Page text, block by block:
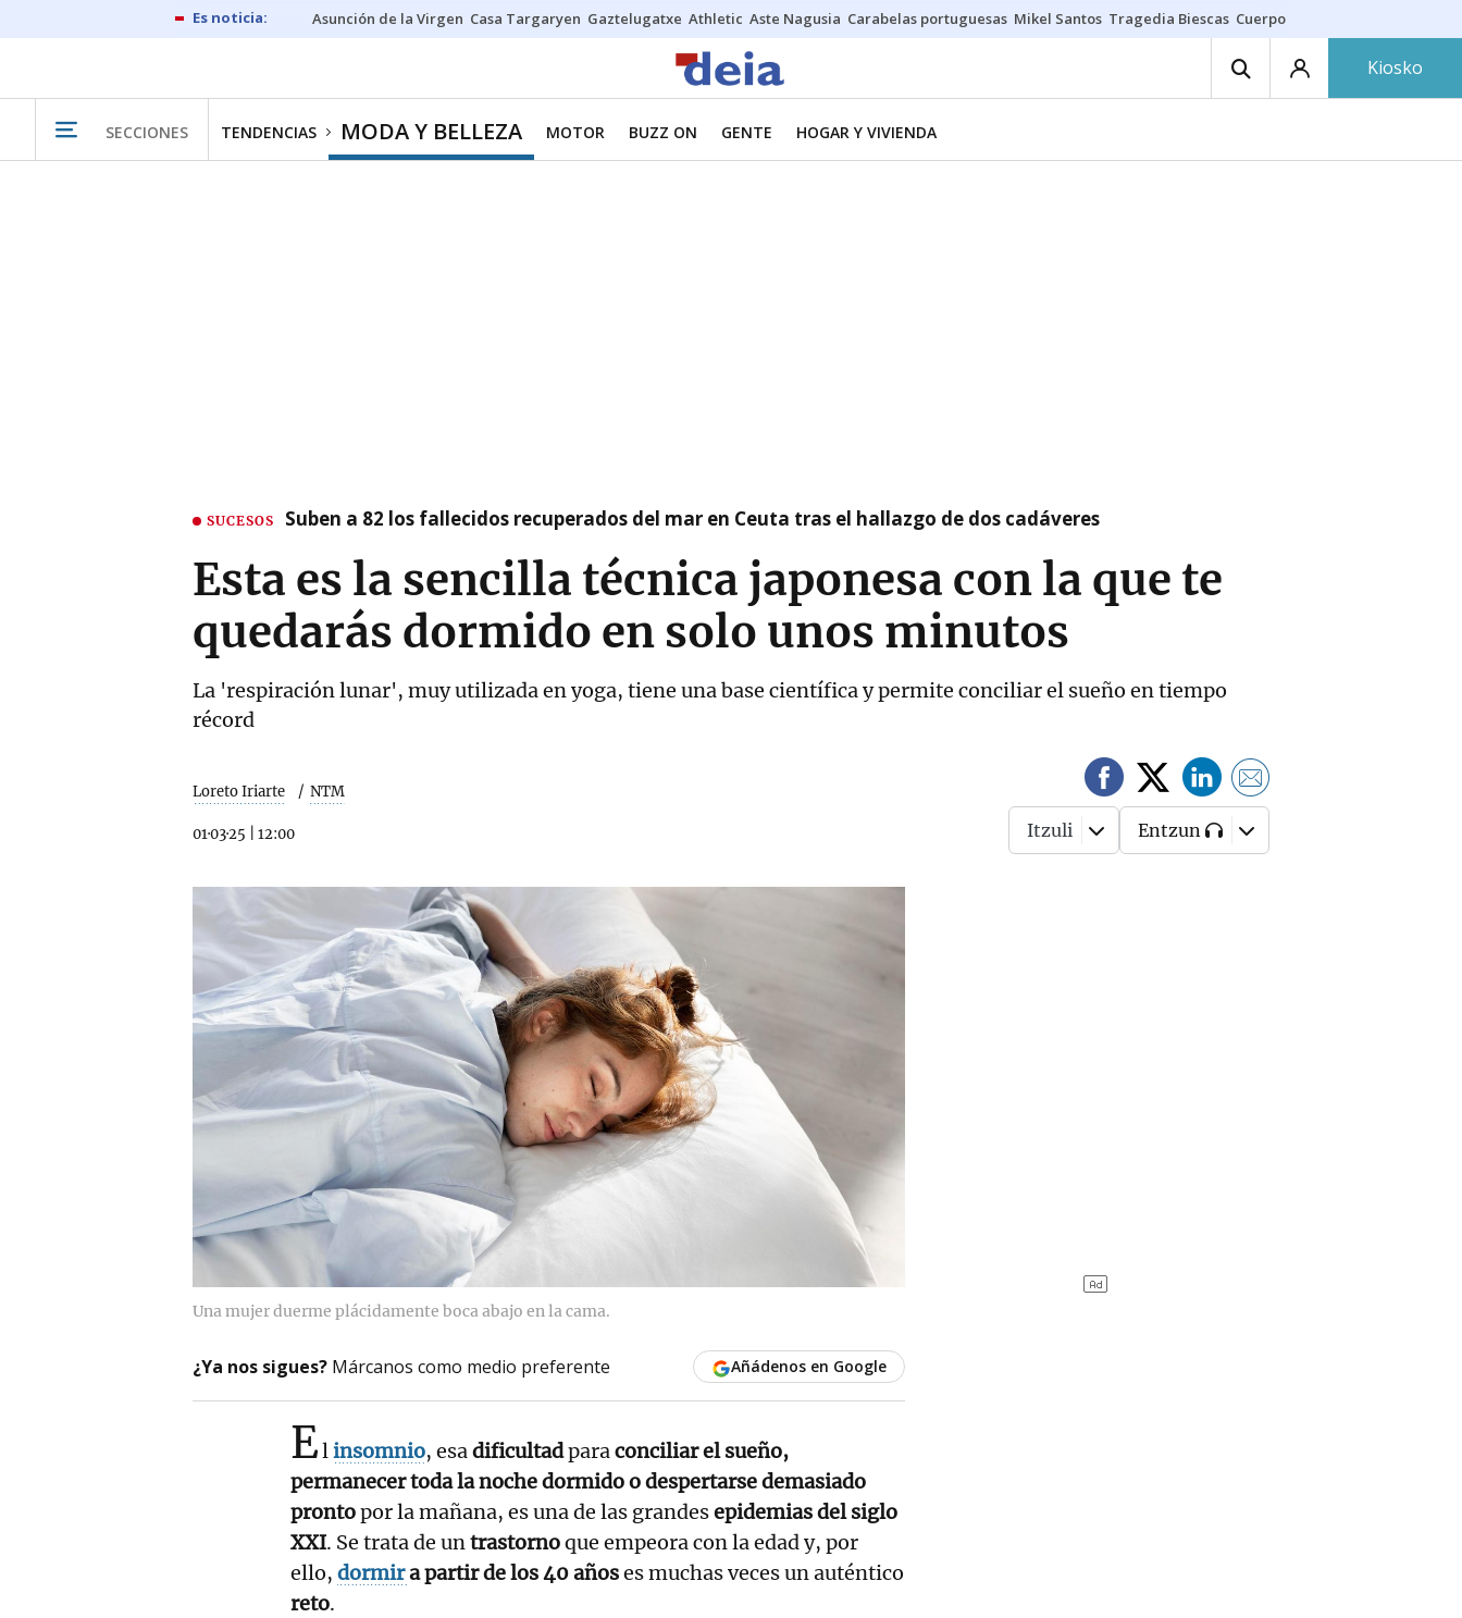
Asunción de la Virgen Casa Targaryen Gaztelugatxe Athletic Aste Nagusia Carabelas portuguesas Mikel Santos Tragedia Biescas Cuerpo ría
Kiosko
SECCIONES TENDENCIAS MODA Y BELLEZA MOTOR BUZZ ON GENTE HOGAR Y VIVIENDA
SUCESOS Suben a 82 los fallecidos recuperados del mar en Ceuta tras el hallazgo de dos cadáveres
Esta es la sencilla técnica japonesa con la que te
quedarás dormido en solo unos minutos
La 'respiración lunar', muy utilizada en yoga, tiene una base científica y permite conciliar el sueño en tiempo
récord
Loreto Iriarte NTM
01·03·25 12:00 Itzuli Entzun
Una mujer duerme plácidamente boca abajo en la cama.
¿Ya nos sigues? Márcanos como medio preferente Añádenos en Google
Elinsomnio, esadificultadparaconciliar el sueño,
permanecer toda la noche dormido o despertarse demasiado
prontopor la mañana, es una de las grandesepidemias del siglo
XXI. Se trata de untrastornoque empeora con la edad y, por
ello, dormira partir de los 40 añoses muchas veces un auténtico
reto.